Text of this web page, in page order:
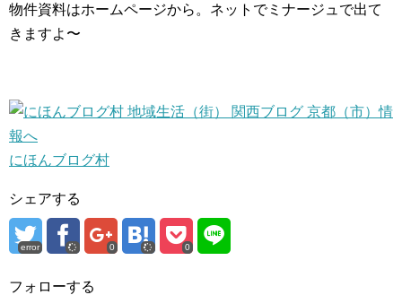
物件資料はホームページから。ネットでミナージュで出て
きますよ〜
にほんブログ村
シェアする
error 0 0
フォローする